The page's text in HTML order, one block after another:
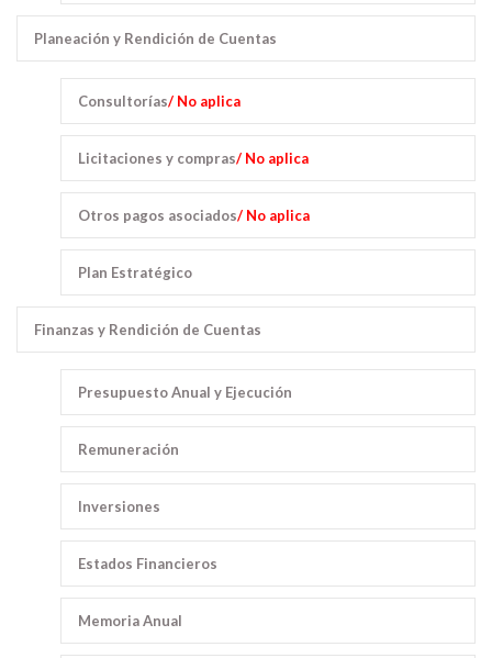
Planeación y Rendición de Cuentas
Consultorías/ No aplica
Licitaciones y compras/ No aplica
Otros pagos asociados/ No aplica
Plan Estratégico
Finanzas y Rendición de Cuentas
Presupuesto Anual y Ejecución
Remuneración
Inversiones
Estados Financieros
Memoria Anual